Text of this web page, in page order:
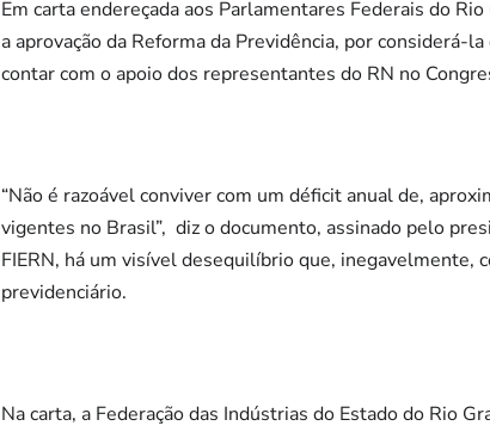
Em carta endereçada aos Parlamentares Federais do
a aprovação da Reforma da Previdência, por considerá-
contar com o apoio dos representantes do RN no
“Não é razoável conviver com um déficit anual de,
vigentes no Brasil”, diz o documento, assinado pelo
FIERN, há um visível desequilíbrio que,
previdenciário.
Na carta, a Federação das Indústrias do Estado do Rio